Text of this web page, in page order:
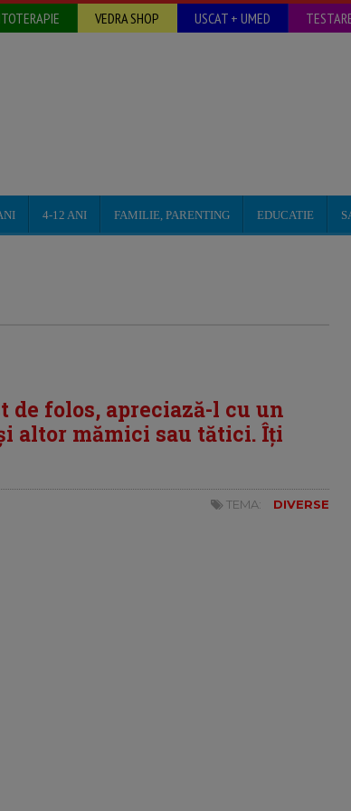
VEDRA SHOP USCAT + UMED
4-12 ANI FAMILIE, PARENTING EDUCATIE
folos, apreciază-l cu un
altor mămici sau tătici. Îți
TEMA: DIVERSE